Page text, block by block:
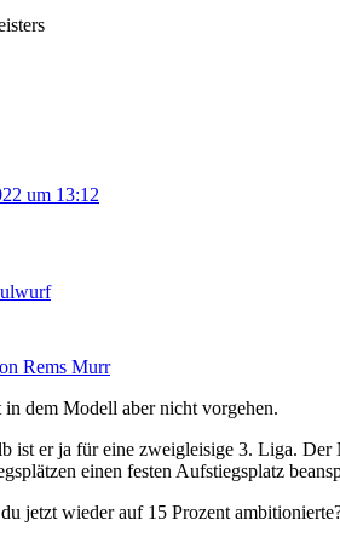
um 13:12
Rems Murr
in dem Modell aber nicht vorgehen.
ist er ja für eine zweigleisige 3. Liga.
einen festen Aufstiegsplatz
jetzt wieder auf 15 Prozent